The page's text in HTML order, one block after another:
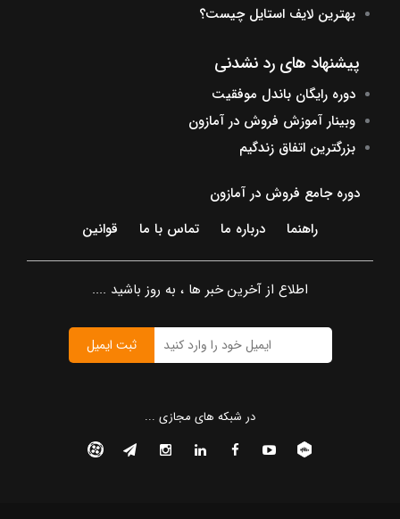
بهترین لایف استایل چیست؟
پیشنهاد های رد نشدنی
دوره رایگان باندل موفقیت
وبینار آموزش فروش در آمازون
بزرگترین اتفاق زندگیم
دوره جامع فروش در آمازون
راهنما
درباره ما تماس با ما قوانین
اطلاع از آخرین خبر ها ، به روز باشید ....
ثبت ایمیل
در شبکه های مجازی ...